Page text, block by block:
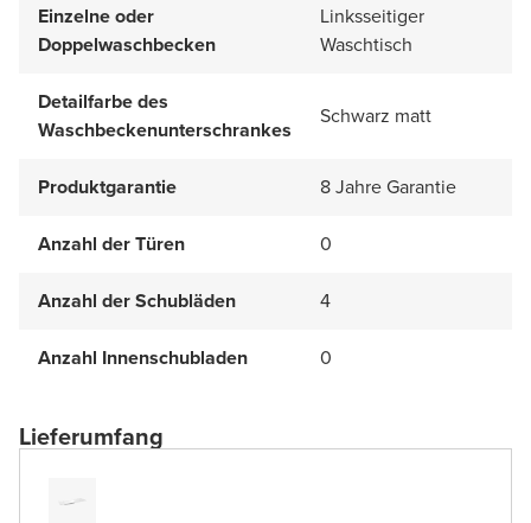
Einzelne oder
Doppelwaschbecken
Linksseitiger
Waschtisch
Detailfarbe des
Waschbeckenunterschrankes
Schwarz matt
Produktgarantie 8 Jahre Garantie
Anzahl der Türen 0
Anzahl der Schubläden 4
Anzahl Innenschubladen 0
Lieferumfang